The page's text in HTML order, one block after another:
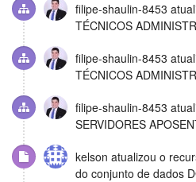
filipe-shaulin-8453
TÉCNICOS
filipe-shaulin-8453
TÉCNICOS
filipe-shaulin-8453
SERVIDORES
kelson atualizou o
do conjunto de dados